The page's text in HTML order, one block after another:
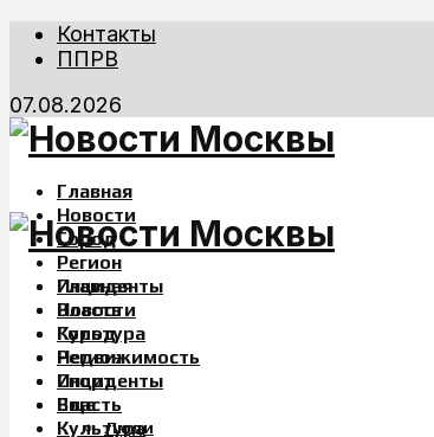
Контакты
ППРВ
07.08.2026
Главная
Новости
Город
Регион
Инциденты
Власть
Культура
Недвижимость
Спорт
Еще
Люди
Главная
Новости
Город
Регион
Инциденты
Власть
Культура